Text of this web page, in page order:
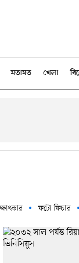
মতামত খেলা
ফটো ফিচার